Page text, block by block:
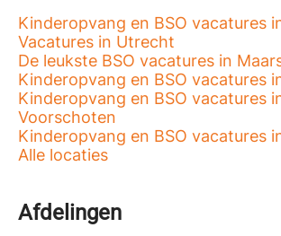
Kinderopvang en BSO vacatures
Vacatures in Utrecht
De leukste BSO vacatures in
Kinderopvang en BSO vacatures
Kinderopvang en BSO vacatures
Voorschoten
Kinderopvang en BSO vacatures
Alle locaties
Afdelingen